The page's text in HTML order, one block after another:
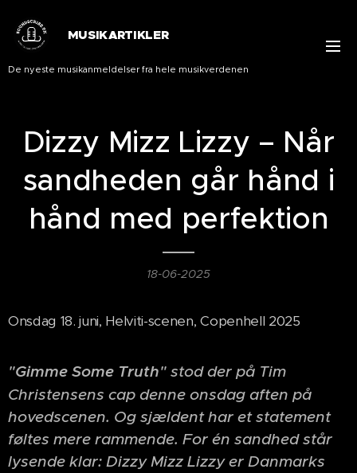
MUSIKARTIKLER
De nyeste musikanmeldelser fra hele musikverdenen
Dizzy Mizz Lizzy – Når
sandheden går hånd i
hånd med perfektion
18-06-2025
Onsdag 18. juni, Helviti-scenen, Copenhell 2025
"Gimme Some Truth" stod der på Tim
Christensens cap denne onsdag aften på
hovedscenen. Og sjældent har et statement
føltes mere rammende. For én sandhed står
lysende klar: Dizzy Mizz Lizzy er Danmarks